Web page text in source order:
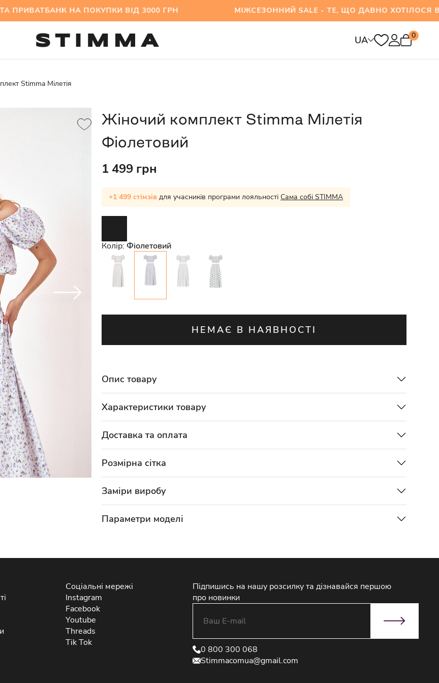
ПРИВАТБАНК НА ПОКУПКИ ВІД 3000 ГРН МІЖСЕЗОННИЙ SALE - ТЕ, ЩО ДАВНО ХОТІЛОСЯ
UA 0
Stimma Мілетія
Жіночий комплект Stimma Мілетія
Фіолетовий
1 499 грн
+1 499 стімзів для учасників програми лояльності Сама собі STIMMA
Колір: Фіолетовий
НЕМАЄ В НАЯВНОСТІ
Опис товару
Характеристики товару
Доставка та оплата
Розмірна сітка
Заміри виробу
Параметри моделі
Соціальні мережі
Instagram
Facebook
Youtube
Threads
Tik Tok
Підпишись на нашу розсилку та дізнавайся першою
про новинки
0 800 300 068
Stimmacomua@gmail.com